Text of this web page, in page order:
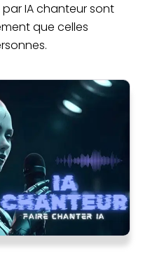
IA chanteur sont
que celles